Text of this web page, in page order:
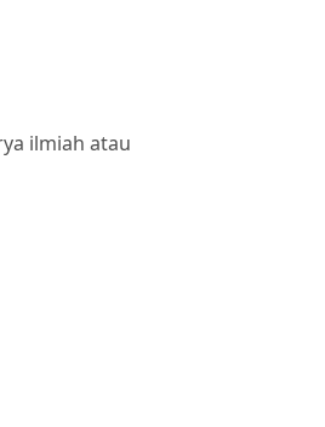
ilmiah atau